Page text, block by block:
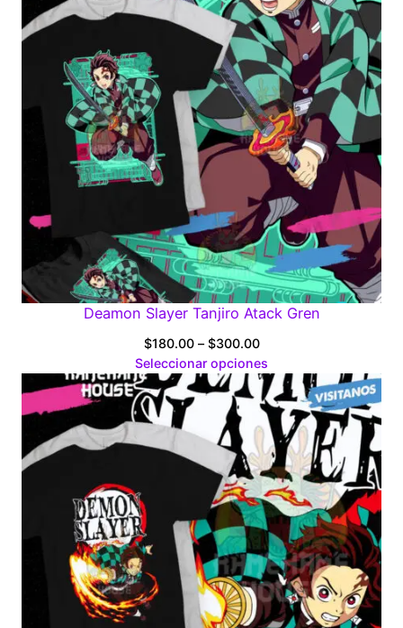
Deamon Slayer Tanjiro Atack Gren
$180.00 – $300.00Price
range:
$180.00
through
$300.00
Seleccionar opciones